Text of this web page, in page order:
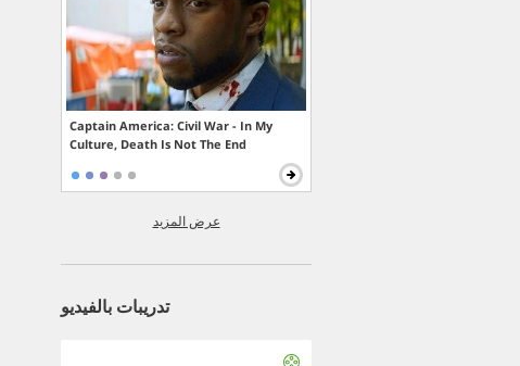
Captain America: Civil War - In My
Culture, Death Is Not The End
عرض المزيد
تدريبات بالفيديو